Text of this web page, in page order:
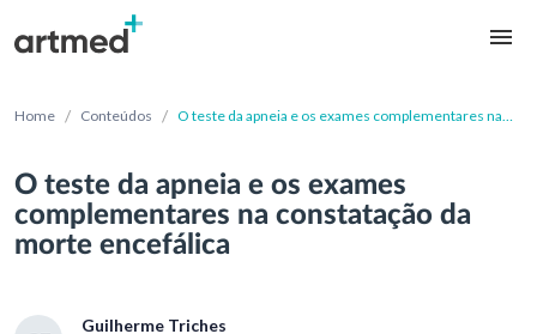
Home / Conteúdos / O teste da apneia e os exames complementares na
O teste da apneia e os exames
complementares na constatação da
morte encefálica
Guilherme Triches